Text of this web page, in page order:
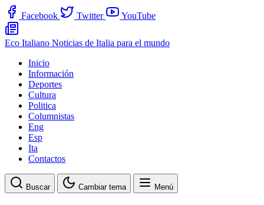
Facebook Twitter YouTube
Eco Italiano Noticias de Italia para el mundo
Inicio
Información
Deportes
Cultura
Politica
Columnistas
Eng
Esp
Ita
Contactos
Buscar Cambiar tema Menú